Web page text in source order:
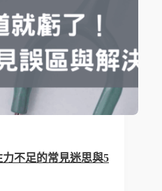
不足的常見迷思與5